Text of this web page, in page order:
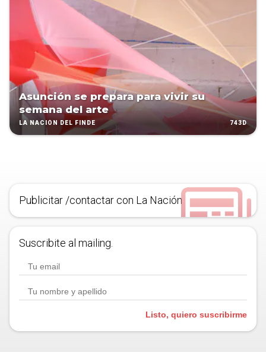
Asunción se prepara para vivir su
semana del arte
LA NACIÓN DEL FINDE 743D
Publicitar /contactar con La Nación
Suscribite al mailing.
Listo, quiero suscribirme